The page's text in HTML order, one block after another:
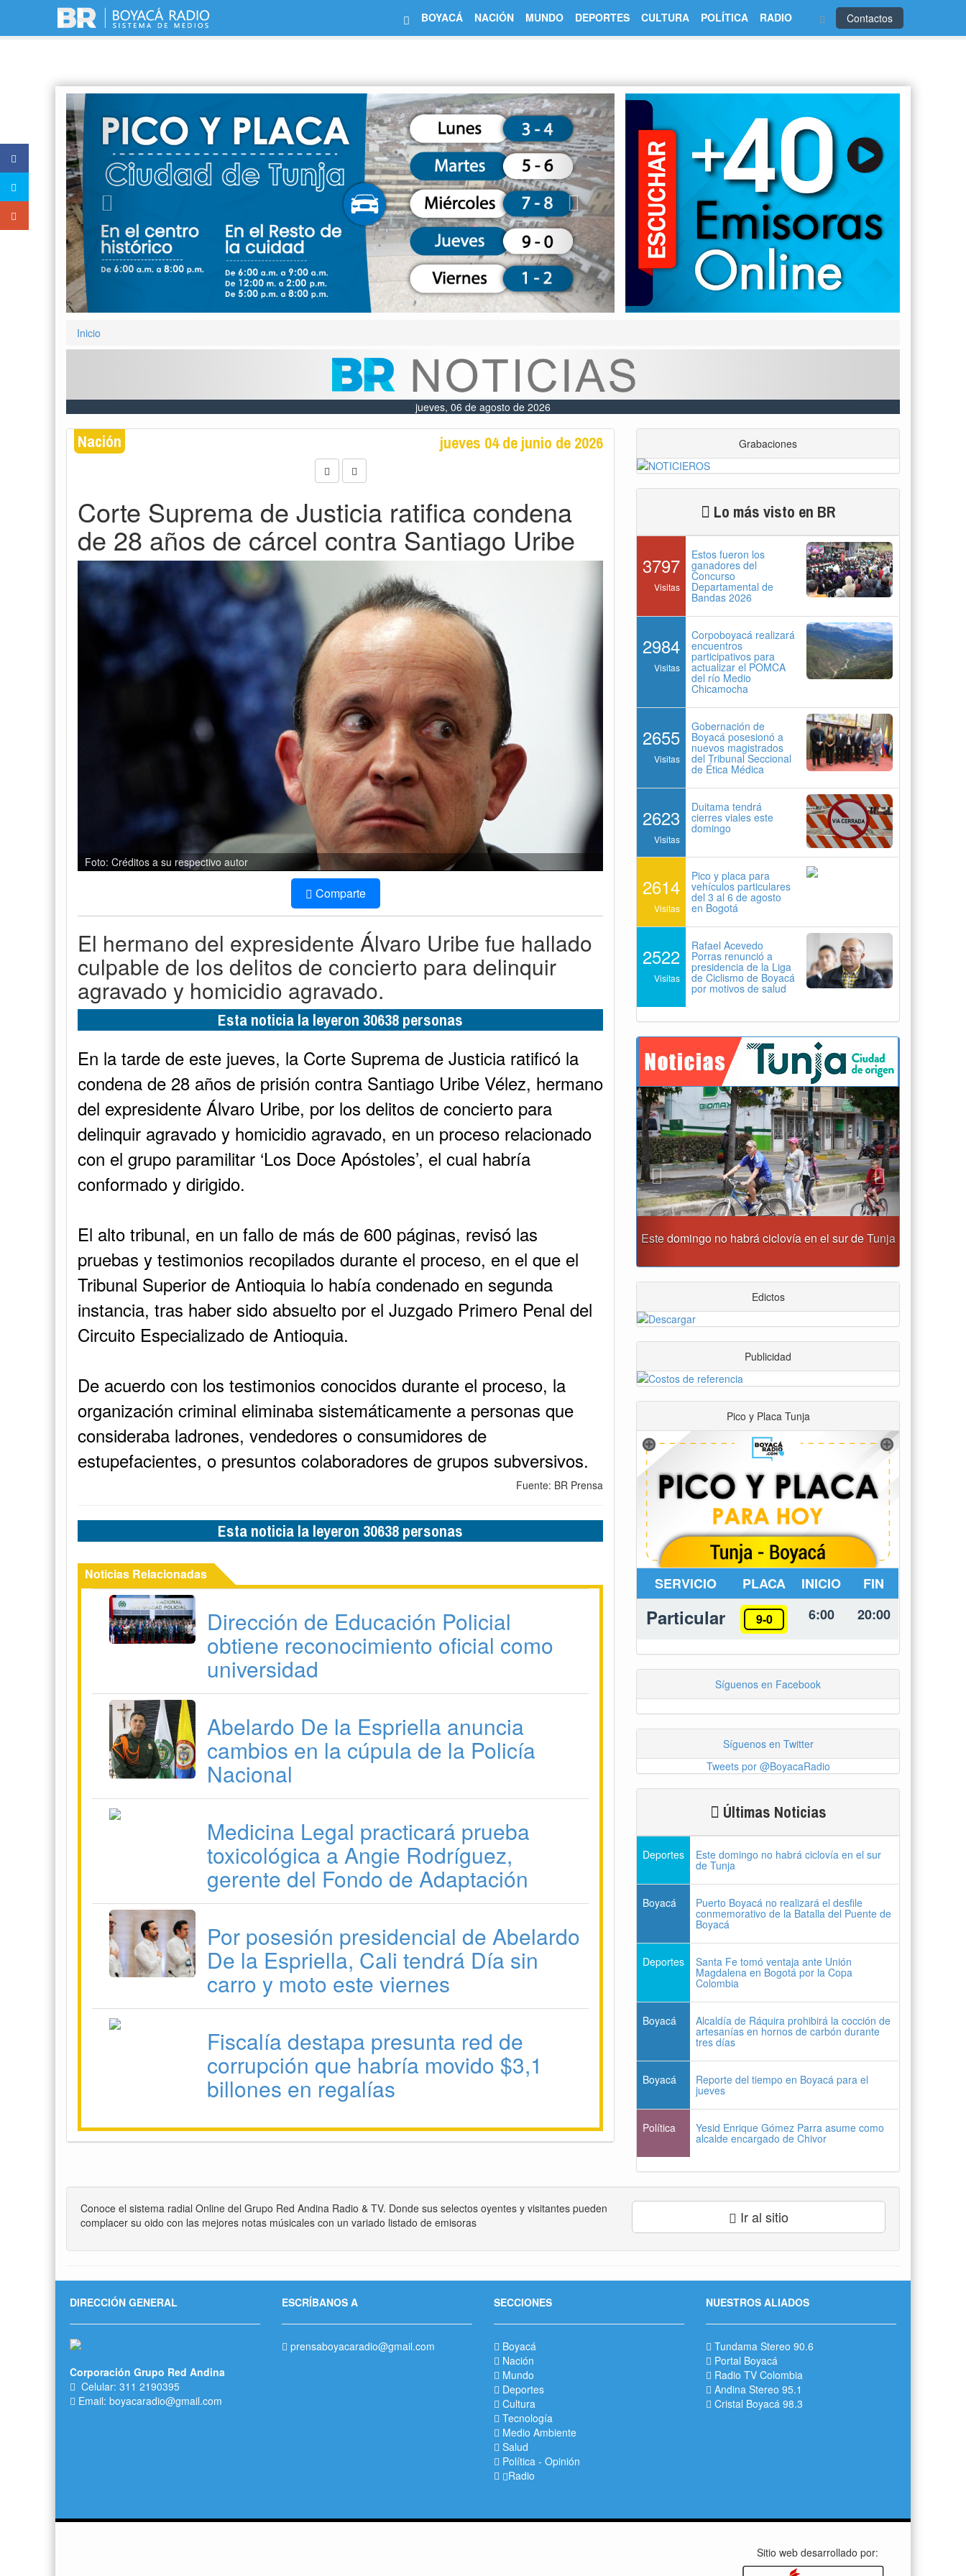
Contactos
BOYACÁ NACIÓN MUNDO DEPORTES CULTURA POLÍTICA RADIO
Next
Inicio
jueves, 06 de agosto de 2026
Nación jueves 04 de junio de 2026
Corte Suprema de Justicia ratifica condena
de 28 años de cárcel contra Santiago Uribe
Foto: Créditos a su respectivo autor
Comparte
El hermano del expresidente Álvaro Uribe fue hallado
culpable de los delitos de concierto para delinquir
agravado y homicidio agravado.
Esta noticia la leyeron 30638 personas
En la tarde de este jueves, la Corte Suprema de Justicia ratificó la
condena de 28 años de prisión contra Santiago Uribe Vélez, hermano
del expresidente Álvaro Uribe, por los delitos de concierto para
delinquir agravado y homicidio agravado, en un proceso relacionado
con el grupo paramilitar ‘Los Doce Apóstoles’, el cual habría
conformado y dirigido.
El alto tribunal, en un fallo de más de 600 páginas, revisó las
pruebas y testimonios recopilados durante el proceso, en el que el
Tribunal Superior de Antioquia lo había condenado en segunda
instancia, tras haber sido absuelto por el Juzgado Primero Penal del
Circuito Especializado de Antioquia.
De acuerdo con los testimonios conocidos durante el proceso, la
organización criminal eliminaba sistemáticamente a personas que
consideraba ladrones, vendedores o consumidores de
estupefacientes, o presuntos colaboradores de grupos subversivos.
Fuente: BR Prensa
Esta noticia la leyeron 30638 personas
Noticias Relacionadas
Dirección de Educación Policial
obtiene reconocimiento oficial como
universidad
Abelardo De la Espriella anuncia
cambios en la cúpula de la Policía
Nacional
Medicina Legal practicará prueba
toxicológica a Angie Rodríguez,
gerente del Fondo de Adaptación
Por posesión presidencial de Abelardo
De la Espriella, Cali tendrá Día sin
carro y moto este viernes
Fiscalía destapa presunta red de
corrupción que habría movido $3,1
billones en regalías
Grabaciones
Lo más visto en BR
3797
Visitas
Estos fueron los
ganadores del
Concurso
Departamental de
Bandas 2026
2984
Visitas
Corpoboyacá realizará
encuentros
participativos para
actualizar el POMCA
del río Medio
Chicamocha
2655
Visitas
Gobernación de
Boyacá posesionó a
nuevos magistrados
del Tribunal Seccional
de Ética Médica
2623
Visitas
Duitama tendrá
cierres viales este
domingo
2614
Visitas
Pico y placa para
vehículos particulares
del 3 al 6 de agosto
en Bogotá
2522
Visitas
Rafael Acevedo
Porras renunció a
presidencia de la Liga
de Ciclismo de Boyacá
por motivos de salud
Reporte del tiempo en Boyacá para el jueves
Previous Next
Edictos
Publicidad
Pico y Placa Tunja
SERVICIO PLACA INICIO FIN
Particular 9-0 6:00 20:00
Síguenos en Facebook
Síguenos en Twitter
Tweets por @BoyacaRadio
Últimas Noticias
Deportes Este domingo no habrá ciclovía en el sur
de Tunja
Boyacá Puerto Boyacá no realizará el desfile
conmemorativo de la Batalla del Puente de
Boyacá
Deportes Santa Fe tomó ventaja ante Unión
Magdalena en Bogotá por la Copa
Colombia
Boyacá Alcaldía de Ráquira prohibirá la cocción de
artesanías en hornos de carbón durante
tres días
Boyacá Reporte del tiempo en Boyacá para el
jueves
Política Yesid Enrique Gómez Parra asume como
alcalde encargado de Chivor
Conoce el sistema radial Online del Grupo Red Andina Radio & TV. Donde sus selectos oyentes y visitantes pueden
complacer su oido con las mejores notas músicales con un variado listado de emisoras
Ir al sitio
DIRECCIÓN GENERAL
Corporación Grupo Red Andina
Celular: 311 2190395
Email: boyacaradio@gmail.com
ESCRÍBANOS A
prensaboyacaradio@gmail.com
SECCIONES
Boyacá
Nación
Mundo
Deportes
Cultura
Tecnología
Medio Ambiente
Salud
Política - Opinión
Radio
NUESTROS ALIADOS
Tundama Stereo 90.6
Portal Boyacá
Radio TV Colombia
Andina Stereo 95.1
Cristal Boyacá 98.3
Sitio web desarrollado por: